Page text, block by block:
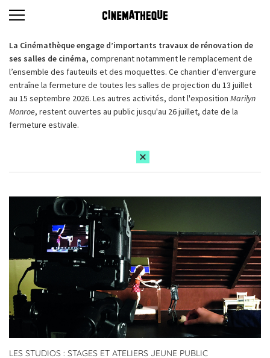
La Cinémathèque engage d’importants travaux de rénovation de
ses salles de cinéma, comprenant notamment le remplacement de
l’ensemble des fauteuils et des moquettes. Ce chantier d’envergure
entraîne la fermeture de toutes les salles de projection du 13 juillet
au 15 septembre 2026. Les autres activités, dont l'exposition Marilyn
Monroe, restent ouvertes au public jusqu'au 26 juillet, date de la
fermeture estivale.
LES STUDIOS : STAGES ET ATELIERS JEUNE PUBLIC